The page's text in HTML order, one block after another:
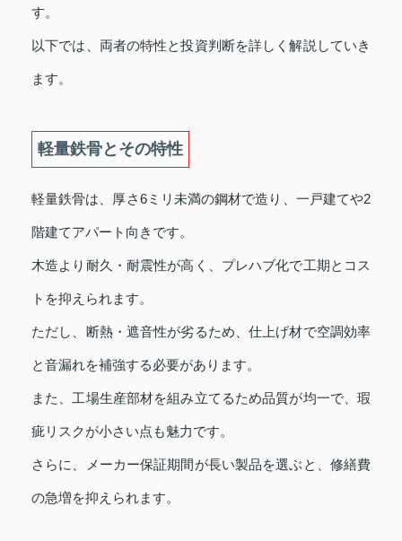
す。
以下では、両者の特性と投資判断を詳しく解説していき
ます。
軽量鉄骨とその特性
軽量鉄骨は、厚さ6ミリ未満の鋼材で造り、一戸建てや2
階建てアパート向きです。
木造より耐久・耐震性が高く、プレハブ化で工期とコス
トを抑えられます。
ただし、断熱・遮音性が劣るため、仕上げ材で空調効率
と音漏れを補強する必要があります。
また、工場生産部材を組み立てるため品質が均一で、瑕
疵リスクが小さい点も魅力です。
さらに、メーカー保証期間が長い製品を選ぶと、修繕費
の急増を抑えられます。